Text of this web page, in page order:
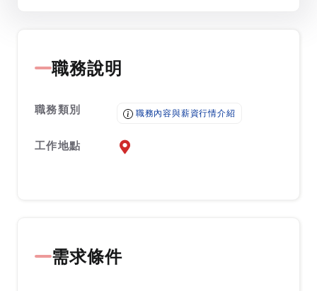
職務說明
職務類別 職務內容與薪資行情介紹
工作地點 前往查看地圖
需求條件